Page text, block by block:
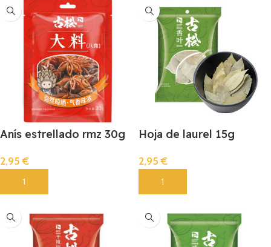
Anís estrellado rmz 30g
2,95€
Añadir
Hoja de laurel 15g
2,95€
Añadir